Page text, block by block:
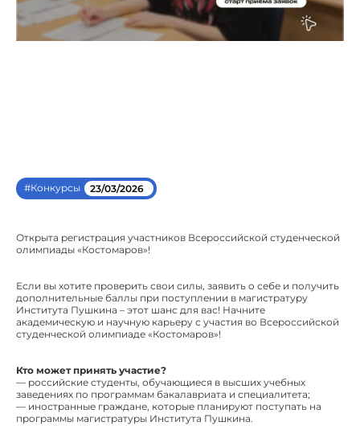
#Конкурсы 23/03/2026
Открыта регистрация участников Всероссийской студенческой
олимпиады «Костомаров»!
Если вы хотите проверить свои силы, заявить о себе и получить
дополнительные баллы при поступлении в магистратуру
Института Пушкина – этот шанс для вас! Начните
академическую и научную карьеру с участия во Всероссийской
студенческой олимпиаде «Костомаров»!
Кто может принять участие?
— российские студенты, обучающиеся в высших учебных
заведениях по программам бакалавриата и специалитета;
— иностранные граждане, которые планируют поступать на
программы магистратуры Института Пушкина.